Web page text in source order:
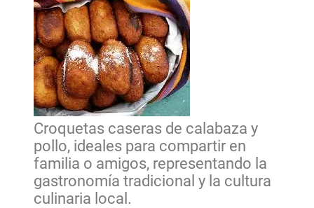
Croquetas caseras de calabaza y
pollo, ideales para compartir en
familia o amigos, representando la
gastronomía tradicional y la cultura
culinaria local.